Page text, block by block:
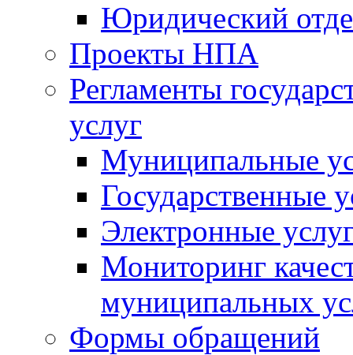
Юридический
Проекты НПА
Регламенты
услуг
Муниципальные
Государственные
Электронные
Мониторинг
муниципальных
Формы обращений